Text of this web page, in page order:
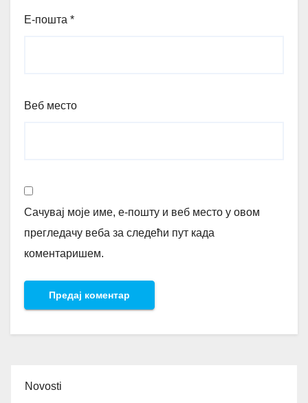
Е-пошта *
Веб место
Сачувај моје име, е-пошту и веб место у овом
прегледачу веба за следећи пут када
коментаришем.
Novosti